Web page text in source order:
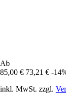
Ab
85,00 € 73,21 € -
inkl. MwSt. zzgl.